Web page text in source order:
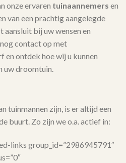
onze ervaren tuinaannemers en
van een prachtig aangelegde
bij uw wensen en
contact op met
en ontdek hoe wij u kunnen
uw droomtuin.
tuinmannen zijn, is er altijd een
buurt. Zo zijn we o.a. actief in:
links group_id=”2986945791″